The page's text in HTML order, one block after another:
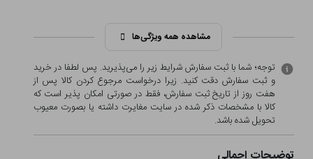
مشاهده همه ویژگی‌ها
توجه؛ شما با ثبت سفارش شرایط زیر را می‌پذیرید. پس لطفا در خرید
و ثبت سفارش دقت کنید. زیرا درخواست مرجوع کردن کالا پس از
هفت روز از تاریخ ثبت سفارش، فقط در صورتی امکان پذیر است که
کالا با مشخصات ذکر شده در سایت مغایرت داشته یا بصورت معيوب
تحویل شده باشد.